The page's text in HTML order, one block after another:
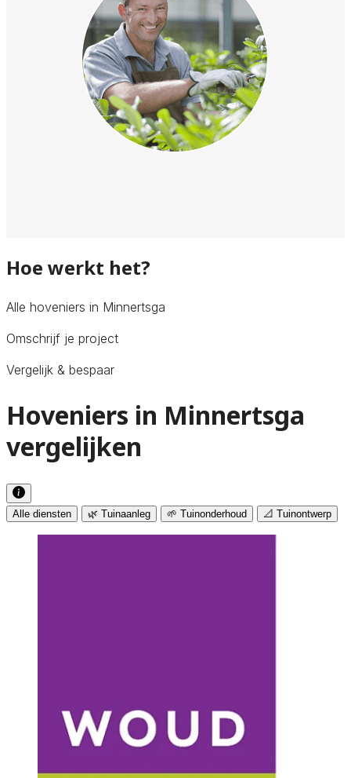
Hoe werkt het?
Alle hoveniers in Minnertsga
Omschrijf je project
Vergelijk & bespaar
Hoveniers in Minnertsga
vergelijken
Alle diensten 🌿 Tuinaanleg 🌱 Tuinonderhoud 📐 Tuinontwerp